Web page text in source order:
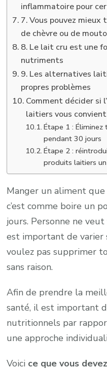
inflammatoire pour
7. Vous pouvez
de chèvre ou de
8. Le lait cru est une
nutriments
9. Les alternatives
propres problèmes
Comment décider si
laitiers vous convient
Étape 1 :
pendant 30 jours
Étape 2 :
produits laitiers
Manger un aliment
c’est comme boire un
jours. Personne ne
est important de varier
voulez pas supprimer
sans raison.
Afin de prendre la
santé, il est important
nutritionnels par
une approche
Voici ce que vous